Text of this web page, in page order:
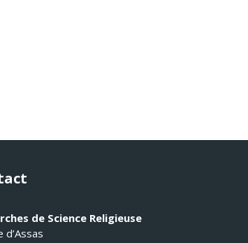
de Science Religieuse
d’Assas